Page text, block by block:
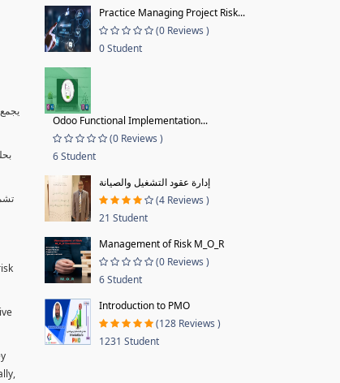
Practice Managing Project Risk...
(0 Reviews )
0 Student
Odoo Functional Implementation...
(0 Reviews )
6 Student
إدارة عقود التشغيل والصيانة
(4 Reviews )
21 Student
Management of Risk M_O_R
(0 Reviews )
6 Student
Introduction to PMO
(128 Reviews )
1231 Student